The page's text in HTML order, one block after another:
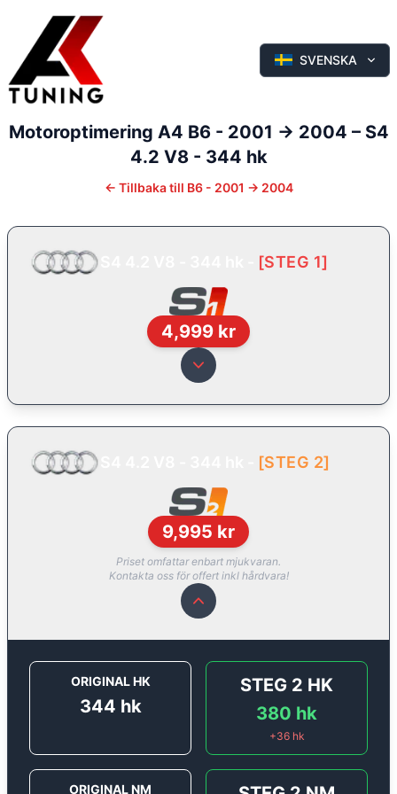
SVENSKA
Motoroptimering A4 B6 - 2001 -> 2004 – S4
4.2 V8 - 344 hk
← Tillbaka till B6 - 2001 -> 2004
[STEG 1]
4,999 kr
[STEG 2]
9,995 kr
Priset omfattar enbart mjukvaran.
Kontakta oss för offert inkl hårdvara!
ORIGINAL HK
344 hk
STEG 2 HK
380 hk
+36hk
ORIGINAL NM